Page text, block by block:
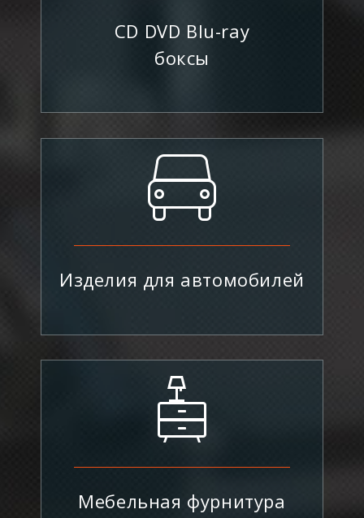
CD DVD Blu-ray
боксы
Изделия для автомобилей
Мебельная фурнитура